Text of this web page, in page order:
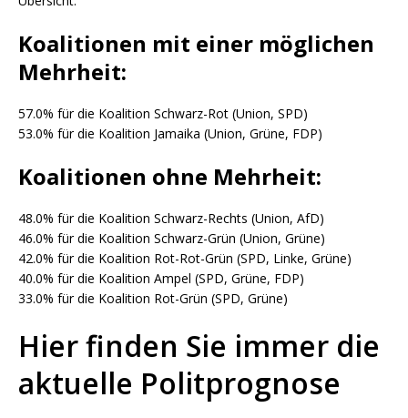
Koalitionen mit einer möglichen
Mehrheit:
57.0% für die Koalition Schwarz-Rot (Union, SPD)
53.0% für die Koalition Jamaika (Union, Grüne, FDP)
Koalitionen ohne Mehrheit:
48.0% für die Koalition Schwarz-Rechts (Union, AfD)
46.0% für die Koalition Schwarz-Grün (Union, Grüne)
42.0% für die Koalition Rot-Rot-Grün (SPD, Linke, Grüne)
40.0% für die Koalition Ampel (SPD, Grüne, FDP)
33.0% für die Koalition Rot-Grün (SPD, Grüne)
Hier finden Sie immer die
aktuelle Politprognose